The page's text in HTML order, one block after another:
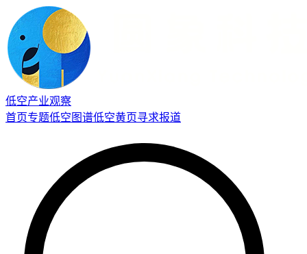
低空产业观察
首页专题低空图谱低空黄页寻求报道